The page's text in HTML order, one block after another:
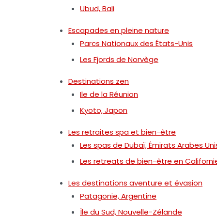
Ubud, Bali
Escapades en pleine nature
Parcs Nationaux des États-Unis
Les Fjords de Norvège
Destinations zen
Ile de la Réunion
Kyoto, Japon
Les retraites spa et bien-être
Les spas de Dubaï, Émirats Arabes
Les retreats de bien-être en
Les destinations aventure et évasion
Patagonie, Argentine
Île du Sud, Nouvelle-Zélande